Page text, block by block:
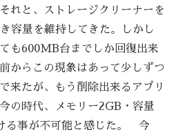
れと、ストレージクリーナーを
容量を維持してきた。しかし
も600MB台までしか回復出来
からこの現象はあって少しずつ
来たが、もう削除出来るアプリ
の時代、メモリー2GB・容量
る事が不可能と感じた。 今